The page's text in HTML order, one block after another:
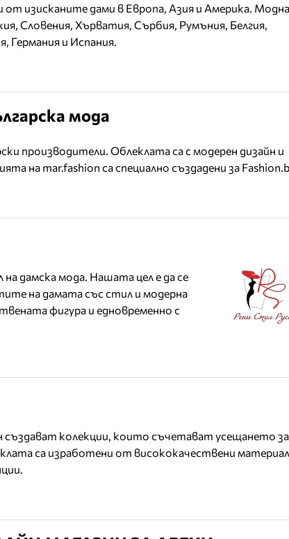
изисканите дами в Европа, Азия и Америка.
Словения, Хърватия, Сърбия, Румъния, Белгия,
Германия и Испания.
мода
производители. Облеклата са с модерен дизайн и
на mar.fashion са специално създадени за
дамска мода. Нашата цел е да се
на дамата със стил и модерна
фигура и едновременно с
създават колекции, които съчетават усещането за
са изработени от висококачествени